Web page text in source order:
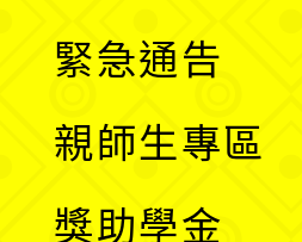
緊急通告
親師生專區
獎助學金